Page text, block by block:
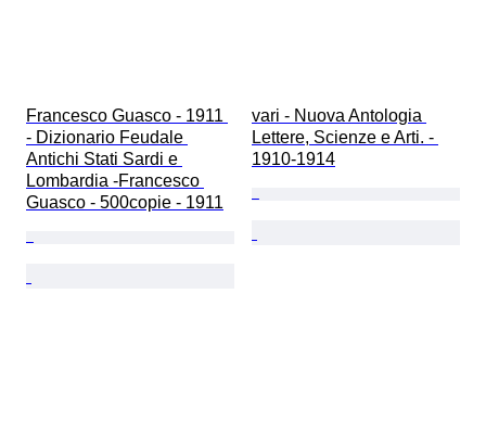
Francesco Guasco - 1911
- Dizionario Feudale
Antichi Stati Sardi e
Lombardia -Francesco
Guasco - 500copie - 1911
vari - Nuova Antologia
Lettere, Scienze e Arti. -
1910-1914